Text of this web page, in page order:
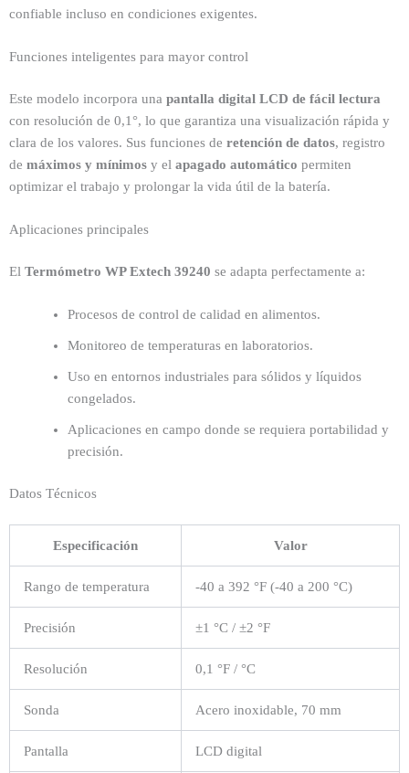
confiable incluso en condiciones exigentes.
Funciones inteligentes para mayor control
Este modelo incorpora una pantalla digital LCD de fácil lectura
con resolución de 0,1°, lo que garantiza una visualización rápida y
clara de los valores. Sus funciones de retención de datos, registro
de máximos y mínimos y el apagado automático permiten
optimizar el trabajo y prolongar la vida útil de la batería.
Aplicaciones principales
El Termómetro WP Extech 39240 se adapta perfectamente a:
Procesos de control de calidad en alimentos.
Monitoreo de temperaturas en laboratorios.
Uso en entornos industriales para sólidos y líquidos
congelados.
Aplicaciones en campo donde se requiera portabilidad y
precisión.
Datos Técnicos
Especificación Valor
Rango de temperatura -40 a 392 °F (-40 a 200 °C)
Precisión ±1 °C / ±2 °F
Resolución 0,1 °F / °C
Sonda Acero inoxidable, 70 mm
Pantalla LCD digital